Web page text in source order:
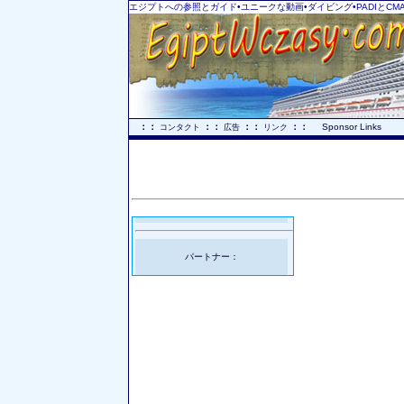
エジプトへの参照とガイド•ユニークな動画•ダイビング•PADIと
：： コンタクト ：： 広告 ：： リンク ：： Sponsor Links
パートナー：